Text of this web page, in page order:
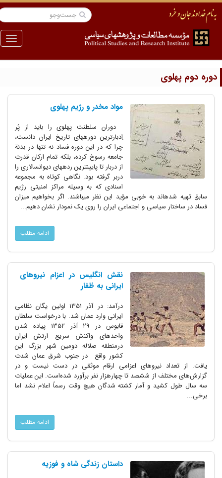
منو
دوم پهلوی
مواد مخدر و رژیم پهلوی
دوران سلطنت پهلوی را باید از پُر
اِدبارترین دورههای تاریخ ایران دانست،
چرا که در این دوره فساد نه تنها در بدنة
جامعه رسوخ کرده، بلکه تمام ارکان قدرت
از دربار تا پایینترین ردههای دیوانسالاری را
دربر گرفته بود. نگاهی کوتاه به مجموعه
اسنادی که به وسیله مراکز امنیتی رژیم
سابق تهیه شدهاند به خوبی مؤید این نظر میباشند. اگر بخواهیم میزان
فساد در ساختار سیاسی و اجتماعی ایران را روی یک نمودار نشان دهیم...
ادامه مطلب
نقش انگلیس در اعزام نیروهای
ایرانی به ظفار
درآمد: در آذر ۱۳۵۱ اولین یگان نظامی
ایرانی وارد عمان شد. با درخواست سلطان
قابوس در ۲۹ آذر ۱۳۵۲ پیاده شدن
واحدهای واکنش سریع ارتش ایران
درمنطقه صلاله دومین شهر بزرگ این
کشور واقع در جنوب شرق عمان شدت
یافت. از تعداد نیروهای اعزامی ارقام موثقی در دست نیست و در
گزارش‌های مختلف از ششصد تا چهارهزار نفر برآورد شده‌است. این عملیات
سه سال طول کشید و آمار کشته شدگان هیچ وقت رسماً اعلام نشد اما
برخی...
ادامه مطلب
داستان زندگی شاه و فوزیه